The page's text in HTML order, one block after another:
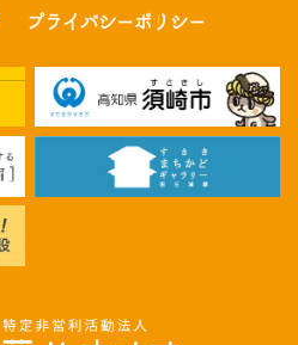
プライバシーポリシー